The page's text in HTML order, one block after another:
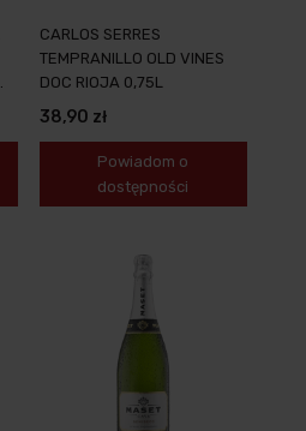
CARLOS SERRES
TEMPRANILLO OLD VINES
DOC RIOJA 0,75L
38,90 zł
Powiadom o
dostępności